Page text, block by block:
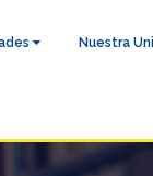
Nuestra